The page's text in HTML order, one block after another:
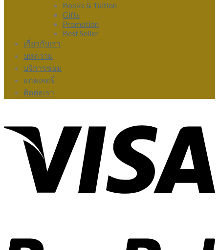
Books & Tuition
Gifts
Promotion
Best Seller
เกี่ยวกับเรา
บทความ
บริการซ่อม
แกลเลอรี่
ติดต่อเรา